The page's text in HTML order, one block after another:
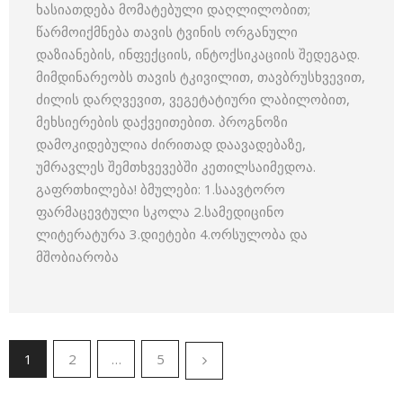
ხასიათდება მომატებული დაღლილობით;
წარმოიქმნება თავის ტვინის ორგანული
დაზიანების, ინფექციის, ინტოქსიკაციის შედეგად.
მიმდინარეობს თავის ტკივილით, თავბრუსხვევით,
ძილის დარღვევით, ვეგეტატიური ლაბილობით,
მეხსიერების დაქვეითებით. პროგნოზი
დამოკიდებულია ძირითად დაავადებაზე,
უმრავლეს შემთხვევებში კეთილსაიმედოა.
გაფრთხილება! ბმულები: 1.საავტორო
ფარმაცევტული სკოლა 2.სამედიცინო
ლიტერატურა 3.დიეტები 4.ორსულობა და
მშობიარობა
1 2 … 5